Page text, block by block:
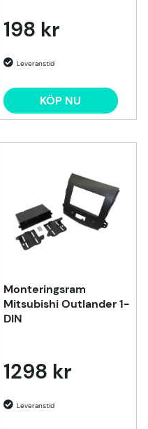
198 kr
KÖP NU
Monteringsram
Mitsubishi Outlander 1-
DIN
1298 kr